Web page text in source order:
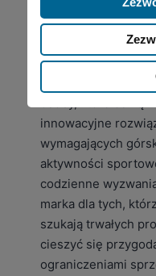
akcesoria
podróży.
Właśnie dlatego
innowacyjne
wymagających
aktywności
codzienne
marka dla tych,
szukają trwałych
cieszyć się
ograniczeniami